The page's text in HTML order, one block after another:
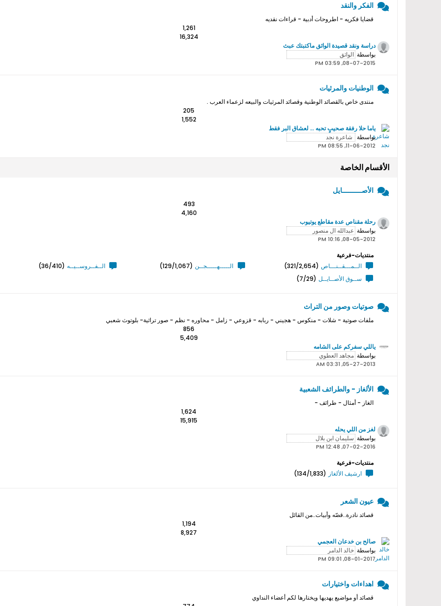
الفكر والنقد
قضايا فكريه - اطروحات أدبية - قراءات نقديه
1,261
16,324
دراسة ونقد قصيدة الواثق ماكتبتك عبث
بواسطة
08-07-2015, 03:59 PM
الوطنيات والمرثيات
منتدى خاص بالقصائد الوطنية وقصائد المرثيات والبيعه لزعماء العرب .
205
1,552
ياما حلا رفقة صحيبٍ تحبه .. لعشاق البر فقط
بواسطة
11-06-2012, 08:55 PM
الأقسام الخاصة
الأصــــــــــايل
493
4,160
رحلة مقناص عدة مقاطع يوتيوب
بواسطة
08-05-2012, 10:16 PM
منتديات-فرعية
الــمـــقــنـــاص (321/2,654) الـــــهـــــجــن (129/1,067) الــفــروســيــه (36/410)
ســوق الأصــايــل (7/29)
صوتيات وصور من التراث
ملفات صوتية - شلات - منكوس - هجيني - ربابه - قزوعي - زامل - محاوره - نظم - صور تراثية- بلوتوث شعبي
856
5,409
ياللي سفركم على الشامه
بواسطة
05-27-2013, 03:31 AM
الألغاز - والطرائف الشعبية
الغاز - أمثال - طرائف -
1,624
15,915
لغز من اللي يحله
بواسطة
07-02-2016, 12:48 PM
منتديات-فرعية
ارشيف الألغاز (134/1,833)
عيون الشعر
قصائد نادرة..قصّه وأبيات..من القائل
1,194
8,927
صالح بن خدعان العجمي
بواسطة
08-01-2017, 09:01 PM
اهداءات واختيارات
قصائد أو مواضيع يهديها ويختارها لكم أعضاء النداوي